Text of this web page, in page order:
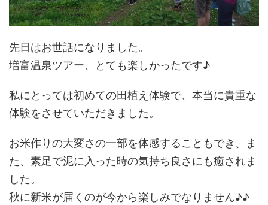
先日はお世話になりました。
増富温泉ツアー、とても楽しかったです♪
私にとっては初めての田植え体験で、本当に貴重な
体験をさせていただきました。
お米作りの大変さの一部を体感することもでき、ま
た、素足で泥に入った時の気持ち良さにも癒されま
した。
秋に新米が届くのが今から楽しみでなりません♪♪